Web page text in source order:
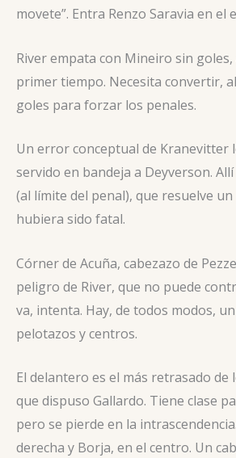
movete”. Entra Renzo Saravia en el
River empata con Mineiro sin
primer tiempo. Necesita convertir,
goles para forzar los penales.
Un error conceptual de Kranevitter
servido en bandeja a Deyverson.
(al límite del penal), que resuelve
hubiera sido fatal.
Córner de Acuña, cabezazo de
peligro de River, que no puede
va, intenta. Hay, de todos modos,
pelotazos y centros.
El delantero es el más retrasado de
que dispuso Gallardo. Tiene clase
pero se pierde en la
derecha y Borja, en el centro. Un